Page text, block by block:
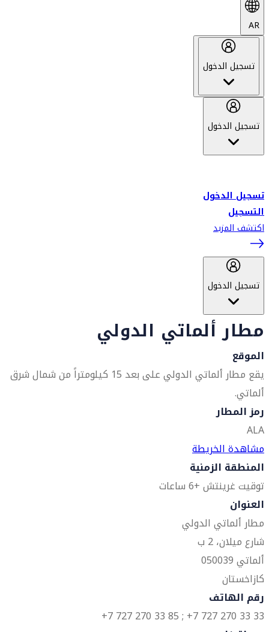
AR
تسجيل الدخول
تسجيل الدخول
تسجيل الدخول
التسجيل
اكتشف المزيد
تسجيل الدخول
مطار ألماتي الدولي
الموقع
يقع مطار ألماتي الدولي على بعد 15 كيلومتراً من شمال شرق
ألماتي.
رمز المطار
ALA
مشاهدة الخريطة
المنطقة الزمنية
توقيت غرينتش +6 ساعات
العنوان
مطار ألماتي الدولي
شارع ميلان، 2 ب
ألماتي 050039
كازاخستان
رقم الهاتف
33 33 270 727 7+ ; 85 33 270 727 7+